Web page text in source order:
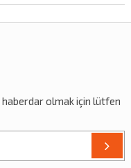
haberdar olmak için lütfen